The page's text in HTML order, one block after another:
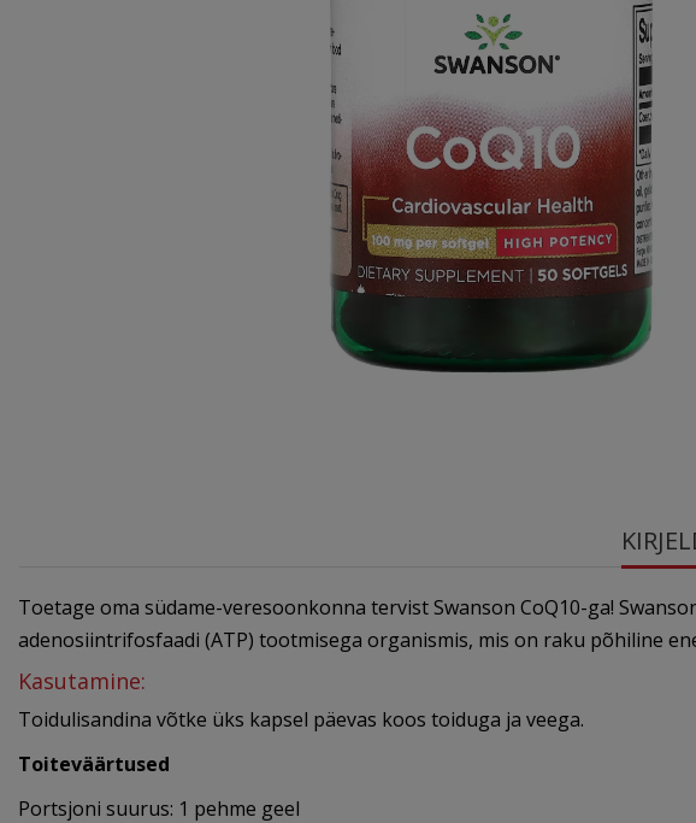
Toetage oma südame-veresoonkonna tervist Swanson CoQ10-ga!
adenosiintrifosfaadi (ATP) tootmisega organismis, mis on raku põhiline
Kasutamine:
Toidulisandina võtke üks kapsel päevas koos toiduga ja veega.
Toiteväärtused
Portsjoni suurus: 1 pehme geel